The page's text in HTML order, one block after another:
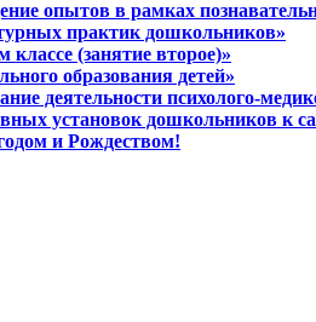
опытов в рамках
практик дошкольников»
(занятие второе)»
образования детей»
деятельности психолого-
установок дошкольников к
и Рождеством!